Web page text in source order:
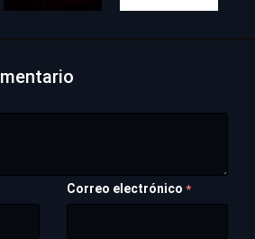
Correo electrónico *